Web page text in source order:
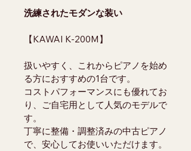
洗練されたモダンな装い
【KAWAI K-200M】
扱いやすく、これからピアノを始め
る方におすすめの1台です。
コストパフォーマンスにも優れてお
り、ご自宅用として人気のモデルで
す。
丁寧に整備・調整済みの中古ピアノ
で、安心してお使いいただけます。